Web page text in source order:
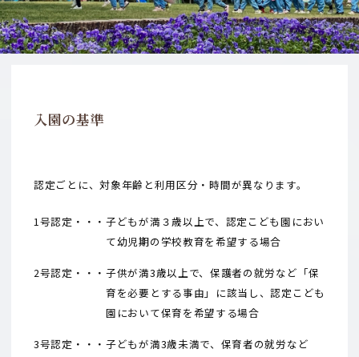
入園の基準
認定ごとに、対象年齢と利用区分・時間が異なります。
1号認定・・・ 子どもが満３歳以上で、認定こども園におい
て幼児期の学校教育を希望する場合
2号認定・・・ 子供が満3歳以上で、保護者の就労など「保
育を必要とする事由」に該当し、認定こども
園において保育を希望する場合
3号認定・・・ 子どもが満3歳未満で、保育者の就労など